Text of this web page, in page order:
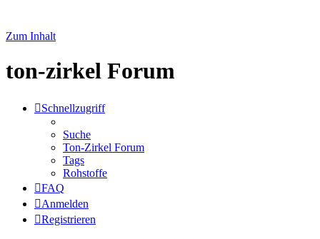
Zum Inhalt
ton-zirkel Forum
Schnellzugriff
Suche
Ton-Zirkel Forum
Tags
Rohstoffe
FAQ
Anmelden
Registrieren